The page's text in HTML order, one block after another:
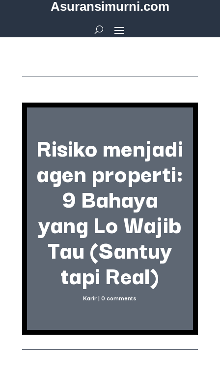
Asuransimurni.com
Risiko menjadi
agen properti:
9 Bahaya
yang Lo Wajib
Tau (Santuy
tapi Real)
Karir|0 comments